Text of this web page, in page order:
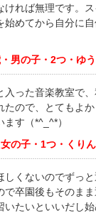
れば無理です。
めてから自分に
・男の子・2つ・ゆ
った音楽教室で
ので、とてもよ
す（*^_^*）
女の子・1つ・くり
くないのでずっ
卒園後もそのま
たいといいだし